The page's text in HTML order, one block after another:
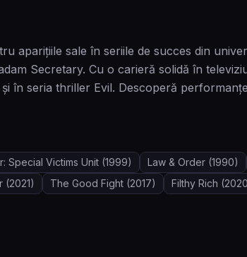
aparițiile sale în seriile de succes din
Secretary. Cu o carieră solidă în
în seria thriller Evil. Descoperă
Special Victims Unit (1999) Law & Order (1990)
(2021) The Good Fight (2017) Filthy Rich